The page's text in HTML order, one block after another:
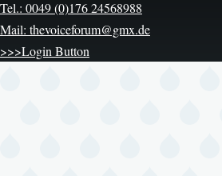
Tel.: 0049 (0)176 24568988
Mail: thevoiceforum@gmx.de
>>>Login Button